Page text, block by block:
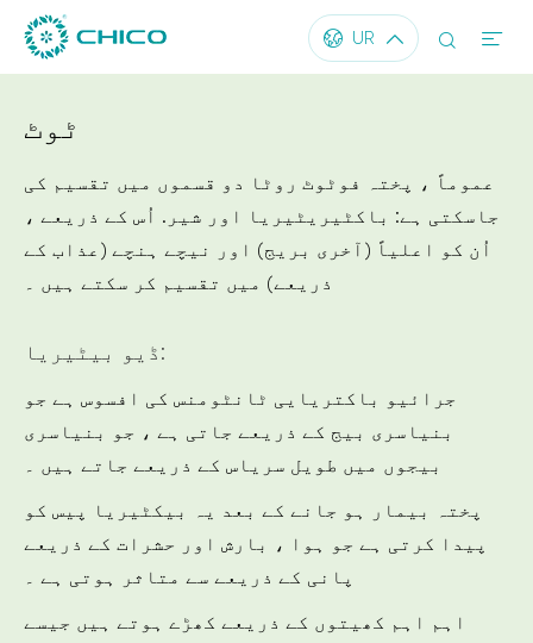
 UR   
ٹوٹ
عموماً ، پختہ فوٹوٹ روٹا دو قسموں میں تقسیم کی
جاسکتی ہے: باکٹیریٹیریا اور شیر. اُس کے ذریعے ،
اُن کو اعلیاً (آخری بریج) اور نیچے ہنچے (عذاب کے
ذریعے) میں تقسیم کر سکتے ہیں ۔
ڈیو بیٹیریا:
جرائیو باکتریایی ٹانٹومنس کی افسوس ہے جو
بنیاسری بیج کے ذریعے جاتی ہے ، جو بنیاسری
بیجوں میں طویل سریاس کے ذریعے جاتے ہیں ۔
پختہ بیمار ہو جانے کے بعد یہ بیکٹیریا پیس کو
پیدا کرتی ہے جو ہوا ، بارش اور حشرات کے ذریعے
پانی کے ذریعے سے متاثر ہوتی ہے ۔
اہم اہم کھیتوں کے ذریعے کھڑے ہوتے ہیں جیسے